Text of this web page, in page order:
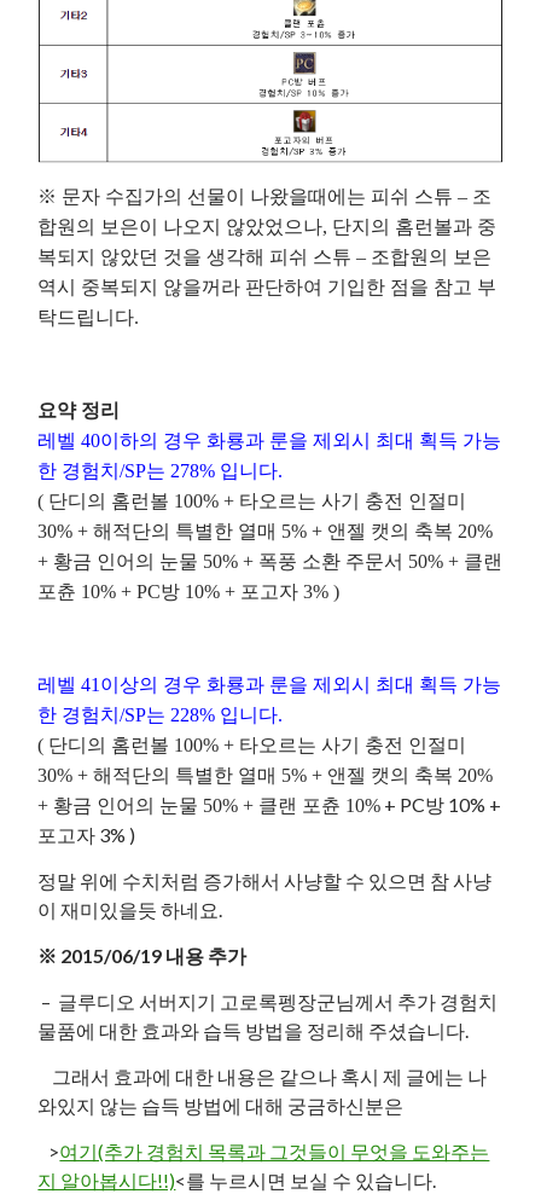
※ 문자 수집가의 선물이 나왔을때에는 피쉬 스튜 – 조
합원의 보은이 나오지 않았었으나, 단지의 홈런볼과 중
복되지 않았던 것을 생각해 피쉬 스튜 – 조합원의 보은
역시 중복되지 않을꺼라 판단하여 기입한 점을 참고 부
탁드립니다.
요약 정리
레벨 40이하의 경우 화룡과 룬을 제외시 최대 획득 가능
한 경험치/SP는 278% 입니다.
( 단디의 홈런볼 100% + 타오르는 사기 충전 인절미
30% + 해적단의 특별한 열매 5% + 앤젤 캣의 축복 20%
+ 황금 인어의 눈물 50% + 폭풍 소환 주문서 50% + 클랜
포츈 10% + PC방 10% + 포고자 3% )
레벨 41이상의 경우 화룡과 룬을 제외시 최대 획득 가능
한 경험치/SP는 228% 입니다.
( 단디의 홈런볼 100% + 타오르는 사기 충전 인절미
30% + 해적단의 특별한 열매 5% + 앤젤 캣의 축복 20%
+ 황금 인어의 눈물 50% + 클랜 포츈 10% + PC방 10% +
포고자 3% )
정말 위에 수치처럼 증가해서 사냥할 수 있으면 참 사냥
이 재미있을듯 하네요.
※ 2015/06/19 내용 추가
– 글루디오 서버지기 고로록펭장군님께서 추가 경험치
물품에 대한 효과와 습득 방법을 정리해 주셨습니다.
그래서 효과에 대한 내용은 같으나 혹시 제 글에는 나
와있지 않는 습득 방법에 대해 궁금하신분은
>여기(추가 경험치 목록과 그것들이 무엇을 도와주는
지 알아봅시다!!)<를 누르시면 보실 수 있습니다.